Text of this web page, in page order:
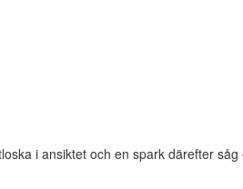
i ansiktet och en spark därefter